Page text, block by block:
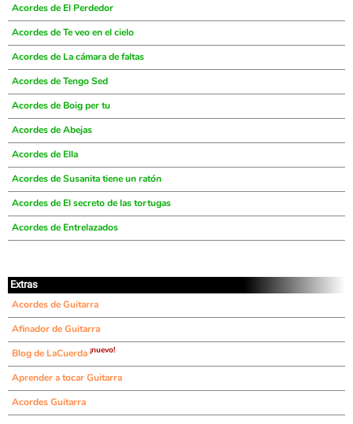
Acordes de El Perdedor
Acordes de Te veo en el cielo
Acordes de La cámara de faltas
Acordes de Tengo Sed
Acordes de Boig per tu
Acordes de Abejas
Acordes de Ella
Acordes de Susanita tiene un ratón
Acordes de El secreto de las tortugas
Acordes de Entrelazados
Extras
Acordes de Guitarra
Afinador de Guitarra
Blog de LaCuerda ¡nuevo!
Aprender a tocar Guitarra
Acordes Guitarra